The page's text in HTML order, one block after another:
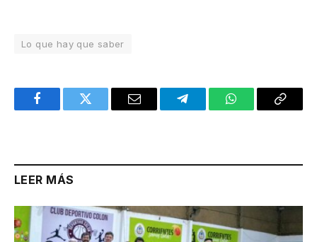
Lo que hay que saber
FacebookTwitter Email TelegramWhatsAppCopy
LEER MÁS